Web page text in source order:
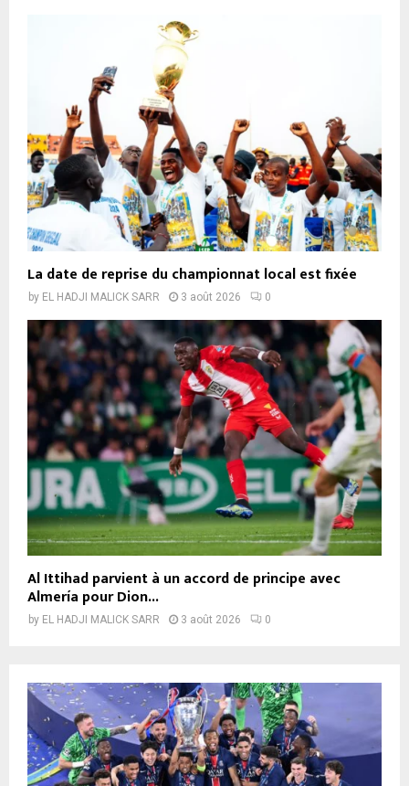
La date de reprise du championnat local est fixée
by EL HADJI MALICK SARR 3 août 2026 0
Al Ittihad parvient à un accord de principe avec
Almería pour Dion...
by EL HADJI MALICK SARR 3 août 2026 0